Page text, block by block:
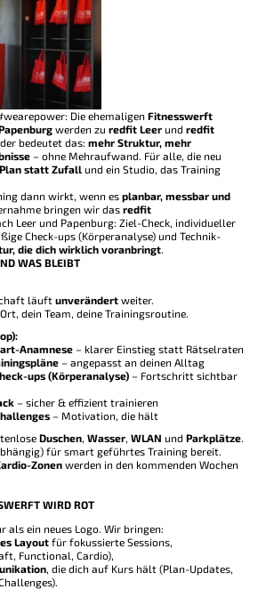
Die ehemaligenFitnesswerft
werden zuredfit Leer undredfit
bedeutet das:mehr Struktur, mehr
– ohne Mehraufwand. Für alle, die neu
statt Zufall und ein Studio, das Training
dann wirkt, wenn esplanbar, messbar und
bringen wir dasredfit
Leer und Papenburg: Ziel-Check, individueller
Check-ups (Körperanalyse) und Technik-
die dich wirklich voranbringt.
WASBLEIBT
läuftunverändert weiter.
dein Team, deine Trainingsroutine.
Anamnese – klarer Einstieg statt Rätselraten
– angepasst an deinen Alltag
ups (Körperanalyse) – Fortschritt sichtbar
– sicher & effizient trainieren
– Motivation, die hält
Duschen,Wasser,WLAN undParkplätze.
für smart geführtes Training bereit.
Zonen werden in den kommenden Wochen
WIRD ROT
als ein neues Logo. Wir bringen:
Layout für fokussierte Sessions,
Functional, Cardio),
, die dich auf Kurs hält (Plan-Updates,